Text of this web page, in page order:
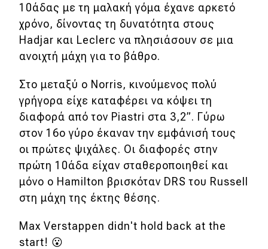
10άδας με τη μαλακή γόμα έχανε αρκετό
χρόνο, δίνοντας τη δυνατότητα στους
Hadjar και Leclerc να πλησιάσουν σε μια
ανοιχτή μάχη για το βάθρο.
Στο μεταξύ ο Norris, κινούμενος πολύ
γρήγορα είχε καταφέρει να κόψει τη
διαφορά από τον Piastri στα 3,2”. Γύρω
στον 16ο γύρο έκαναν την εμφάνισή τους
οι πρώτες ψιχάλες. Οι διαφορές στην
πρώτη 10άδα είχαν σταθεροποιηθεί και
μόνο ο Hamilton βρισκόταν DRS του Russell
στη μάχη της έκτης θέσης.
Max Verstappen didn't hold back at the
start! 😮